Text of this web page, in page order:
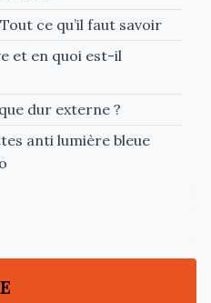
ce qu’il faut savoir
et en quoi est-il
dur externe ?
anti lumière bleue